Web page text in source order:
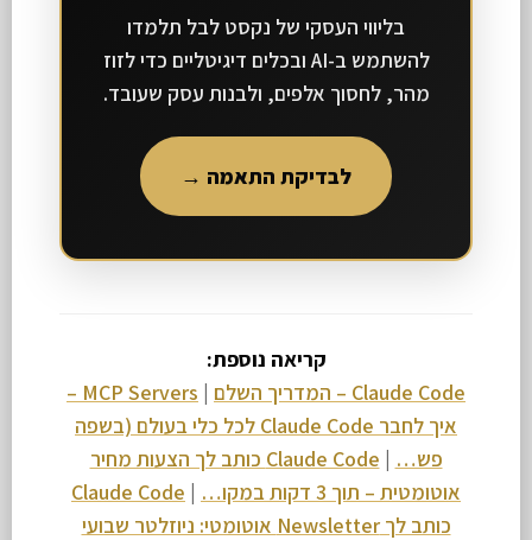
בליווי העסקי של נקסט לבל תלמדו
להשתמש ב-AI ובכלים דיגיטליים כדי לזוז
מהר, לחסוך אלפים, ולבנות עסק שעובד.
לבדיקת התאמה →
קריאה נוספת:
Claude Code – המדריך השלם
|
MCP Servers –
איך לחבר Claude Code לכל כלי בעולם (בשפה
פש… |
Claude Code כותב לך הצעות מחיר
אוטומטית – תוך 3 דקות במקו…
|
Claude Code
כותב לך Newsletter אוטומטי: ניוזלטר שבועי